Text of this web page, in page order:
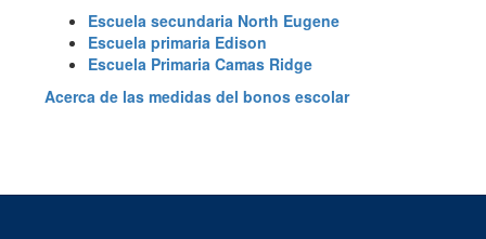
Escuela secundaria North Eugene
Escuela primaria Edison
Escuela Primaria Camas Ridge
Acerca de las medidas del bonos escolar